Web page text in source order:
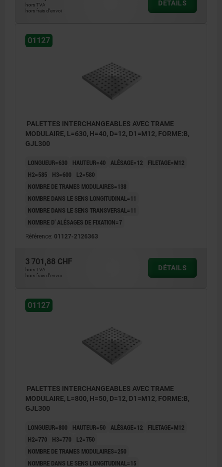
hors TVA
hors frais d’envoi
DÉTAILS
01127
PALETTES INTERCHANGEABLES AVEC TRAME
MODULAIRE, L=630, H=40, D=12, D1=M12, FORME:B,
GJL300
LONGUEUR=630 HAUTEUR=40 ALÉSAGE=12
FILETAGE=M12
H2=585
H3=600
L2=580
NOMBRE DE TRAMES MODULAIRES=138
NOMBRE DANS LE SENS LONGITUDINAL=11
NOMBRE DANS LE SENS TRANSVERSAL=11
NOMBRE D’ ALÉSAGES DE FIXATION=7
Référence: 01127-2126363
3 701,88 CHF
hors TVA
hors frais d’envoi
DÉTAILS
01127
PALETTES INTERCHANGEABLES AVEC TRAME
MODULAIRE, L=800, H=50, D=12, D1=M12, FORME:B,
GJL300
LONGUEUR=800 HAUTEUR=50 ALÉSAGE=12
FILETAGE=M12
H2=770
H3=770
L2=750
NOMBRE DE TRAMES MODULAIRES=250
NOMBRE DANS LE SENS LONGITUDINAL=15